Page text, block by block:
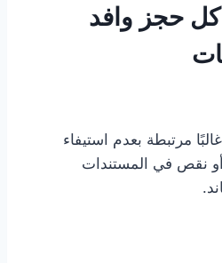
حجز وافد
مرتبطة بعدم استيفاء
أو نقص في المستندات